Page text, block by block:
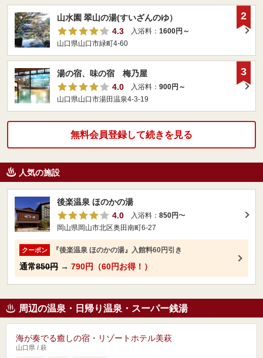
山水園 翠山の湯(すいざんのゆ）
4.3
入浴料： 1600円～
山口県山口市緑町4-60
2
湯の宿、味の宿 梅乃屋
4.0
入浴料： 900円～
山口県山口市湯田温泉4-3-19
3
無料会員登録して続きを見る
人気の施設
後楽温泉 ほのかの湯
4.0
入浴料： 850円〜
岡山県岡山市北区奥田南町6-27
クーポン 『後楽温泉 ほのかの湯』入館料60円引き
通常850円 → 790円（60円お得！）
周辺の温泉・日帰り温泉・スーパー銭湯
海が奏でる癒しの宿・リゾートホテル美萩
山口県 / 萩